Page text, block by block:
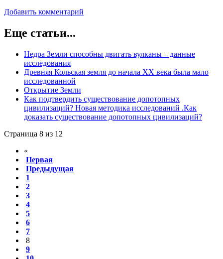
Добавить комментарий
Еще статьи...
Недра Земли способны двигать вулканы – данные
исследования
Древняя Кольская земля до начала XX века была мало
исследованной
Открытие Земли
Как подтвердить существование допотопных
цивилизаций? Новая методика исследований .Как
доказать существование допотопных цивилизаций?
Страница 8 из 12
«
Первая
Предыдущая
1
2
3
4
5
6
7
8
9